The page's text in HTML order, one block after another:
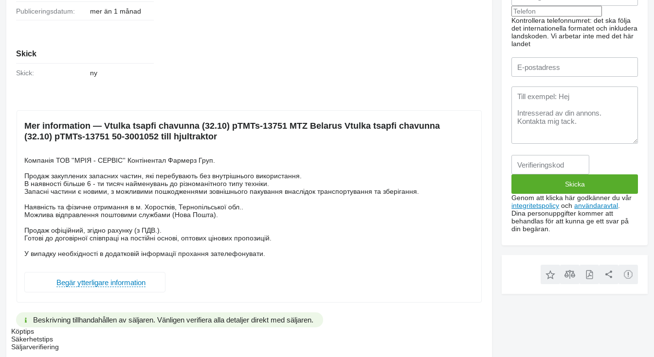
Publiceringsdatum: mer än 1 månad
Skick
Skick: ny
Mer information — Vtulka tsapfi chavunna (32.10) pTMTs-13751 MTZ Belarus Vtulka tsapfi chavunna
(32.10) pTMTs-13751 50-3001052 till hjultraktor
Компанія ТОВ ''МРІЯ - СЕРВІС'' Контінентал Фармерз Груп.
Продаж закуплених запасних частин, які перебувають без внутрішнього використання.
В наявності більше 6 - ти тисяч найменувань до різноманітного типу техніки.
Запасні частини є новими, з можливими пошкодженнями зовнішнього пакування внаслідок транспортування та зберігання.
Наявність та фізичне отримання в м. Хоростків, Тернопільської обл..
Можлива відправлення поштовими службами (Нова Пошта).
Продаж офіційний, згідно рахунку (з ПДВ.).
Готові до договірної співпраці на постійні основі, оптових цінових пропозицій.
У випадку необхідності в додатковій інформації прохання зателефонувати.
Begär ytterligare information
Beskrivning tillhandahållen av säljaren. Vänligen verifiera alla detaljer direkt med säljaren.
Köptips
Säkerhetstips
Säljarverifiering
Kontrollera telefonnumret: det ska följa
det internationella formatet och inkludera
landskoden. Vi arbetar inte med det här
landet
Genom att klicka här godkänner du vår
integritetspolicy ochanvändaravtal
Dina personuppgifter kommer att
behandlas för att kunna ge ett svar på
din begäran.